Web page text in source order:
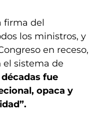
firma del
los ministros, y
en receso,
el sistema de
fue
opaca y